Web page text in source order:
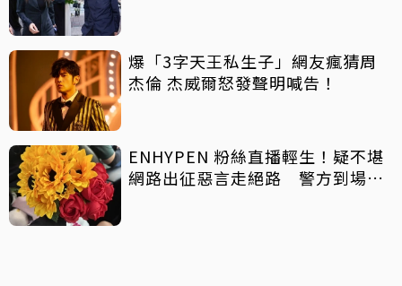
爆「3字天王私生子」網友瘋猜周
杰倫 杰威爾怒發聲明喊告！
ENHYPEN 粉絲直播輕生！疑不堪
網路出征惡言走絕路 警方到場已